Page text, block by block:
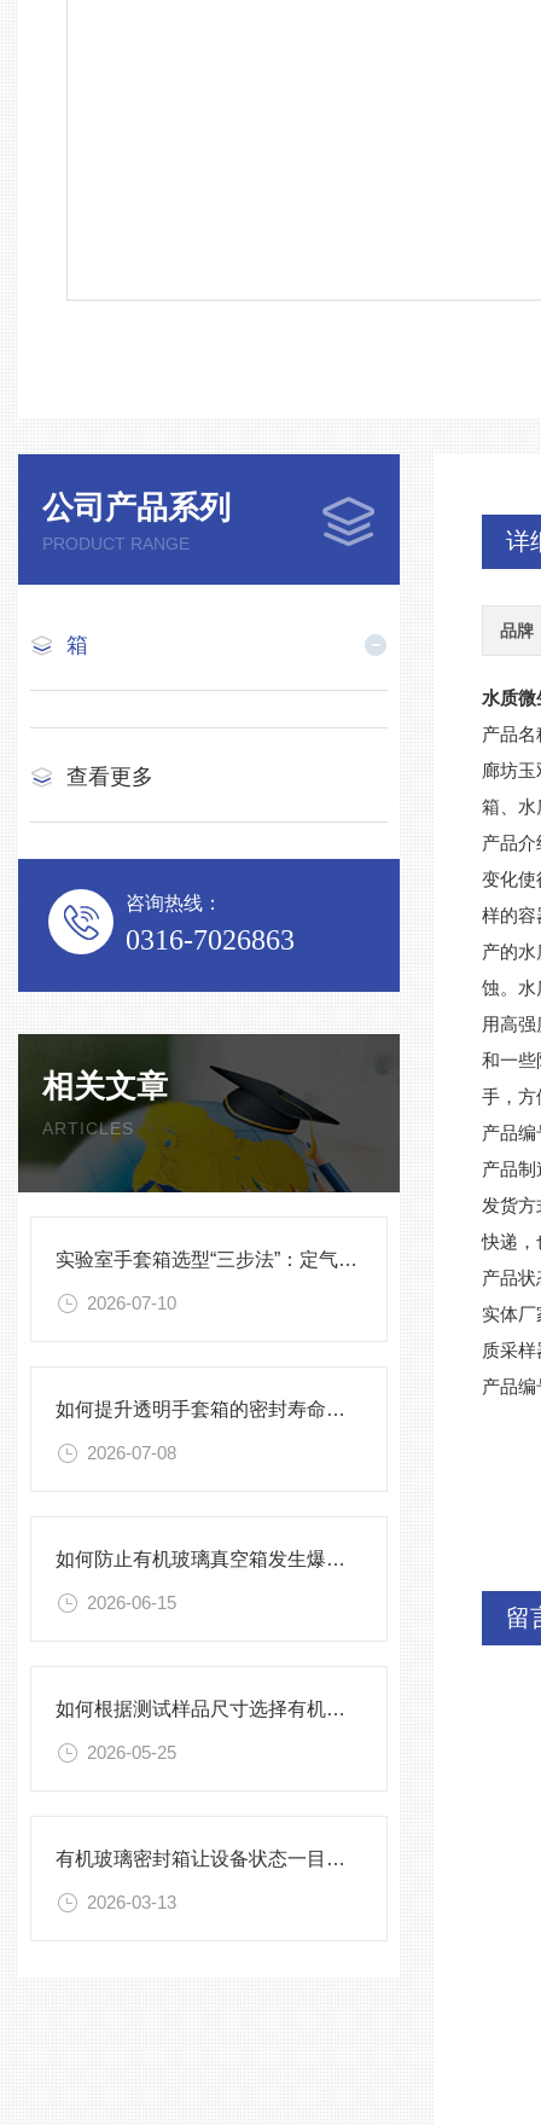
公司产品系列
PRODUCT RANGE
箱
查看更多
咨询热线：
0316-7026863
相关文章
ARTICLES
实验室手套箱选型“三步法”：定气氛、定压差、定配件
2026-07-10
如何提升透明手套箱的密封寿命？密封圈选型与保养须知
2026-07-08
如何防止有机玻璃真空箱发生爆裂？
2026-06-15
如何根据测试样品尺寸选择有机玻璃试验箱
2026-05-25
有机玻璃密封箱让设备状态一目了然，告别频繁开箱
2026-03-13
详
品牌
水质
产品
廊坊
箱、水
产品
变化使
样的容
产的
蚀。水
用高
和一些
手，方
产品编
产品
发货
快递，
产品
实体
质采
产品编
留